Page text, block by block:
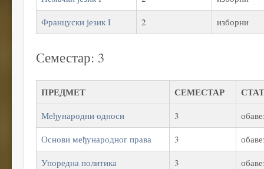
Француски језик I
2 изборни
Семестар: 3
ПРЕДМЕТ СЕМЕСТАР
Међународни односи 3
Основи међународног права
3
Упоредна политика
3